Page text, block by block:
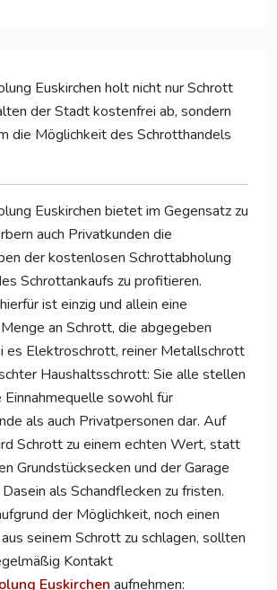
Euskirchen holt nicht nur Schrott
der Stadt kostenfrei ab, sondern
die Möglichkeit des Schrotthandels
Euskirchen bietet im Gegensatz zu
auch Privatkunden die
der kostenlosen Schrottabholung
Schrottankaufs zu profitieren.
ist einzig und allein eine
an Schrott, die abgegeben
es Elektroschrott, reiner Metallschrott
Haushaltsschrott: Sie alle stellen
sowohl für
als auch Privatpersonen dar. Auf
Schrott zu einem echten Wert, statt
Grundstücksecken und der Garage
als Schandflecken zu fristen.
der Möglichkeit, noch einen
seinem Schrott zu schlagen, sollten
Kontakt
Euskirchen aufnehmen: